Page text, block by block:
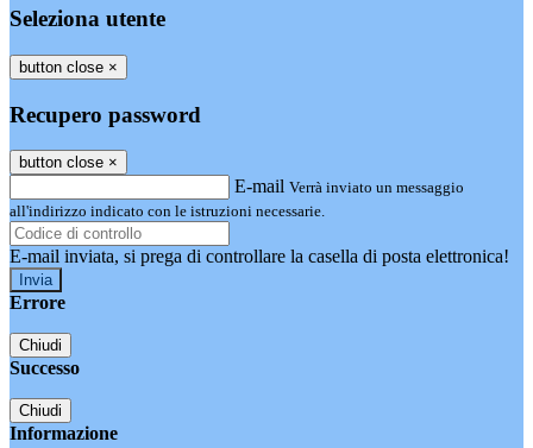
Seleziona utente
button close ×
Recupero password
button close ×
E-mail Verrà inviato un messaggio
all'indirizzo indicato con le istruzioni necessarie.
E-mail inviata, si prega di controllare la casella di posta elettronica!
Errore
Chiudi
Successo
Chiudi
Informazione